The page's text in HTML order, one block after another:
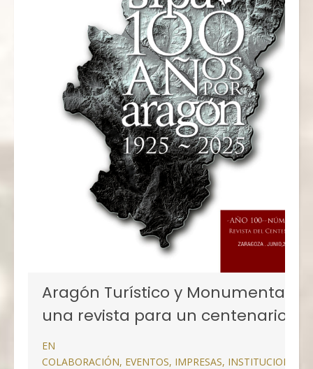
Aragón Turístico y Monumental,
una revista para un centenario
EN
COLABORACIÓN, EVENTOS, IMPRESAS, INSTITUCIONALES